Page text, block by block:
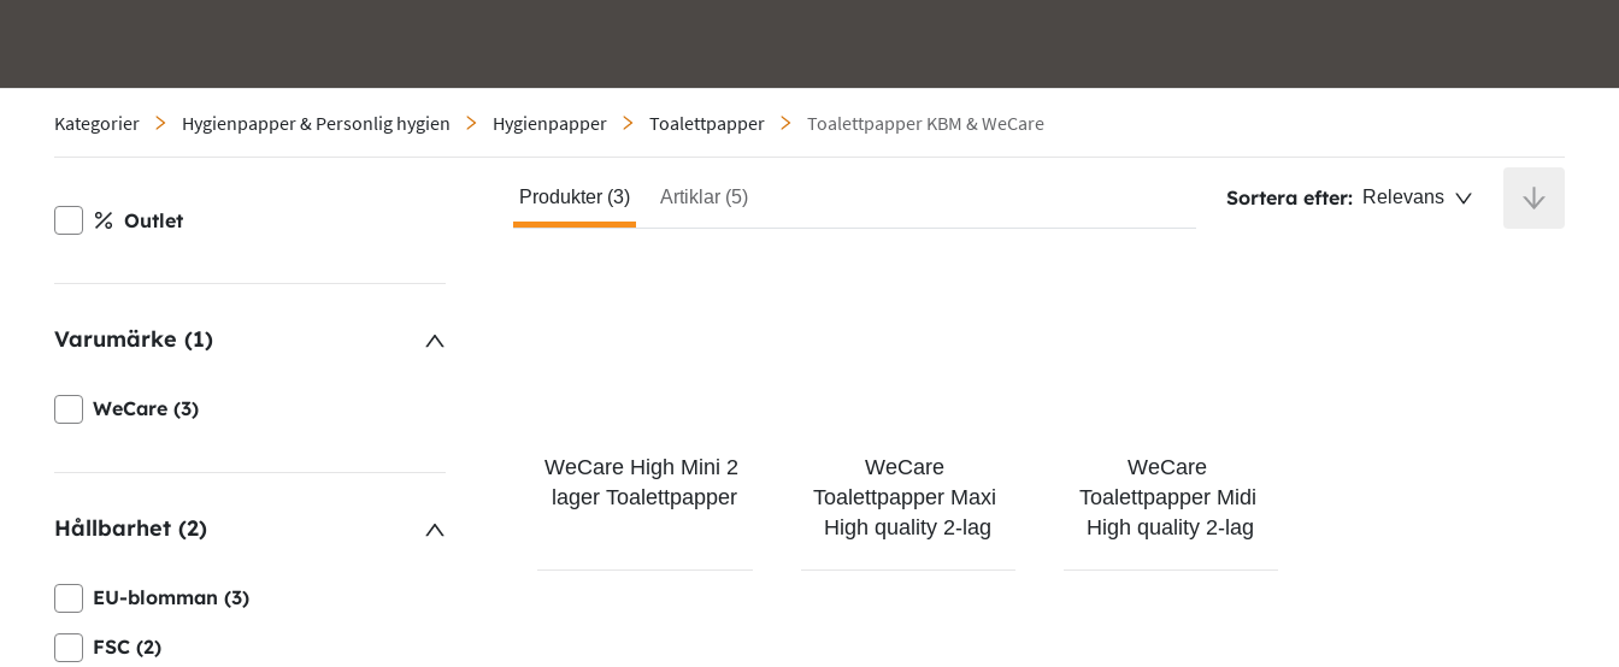
Kategorier Hygienpapper & Personlig hygien Hygienpapper Toalettpapper Toalettpapper KBM & WeCare
Outlet
Varumärke (1)
WeCare (3)
Hållbarhet (2)
EU-blomman (3)
FSC (2)
Produkter (3) Artiklar (5) Sortera efter: Relevans
WeCare High Mini 2
lager Toalettpapper
WeCare
Toalettpapper Maxi
High quality 2-lag
WeCare
Toalettpapper Midi
High quality 2-lag